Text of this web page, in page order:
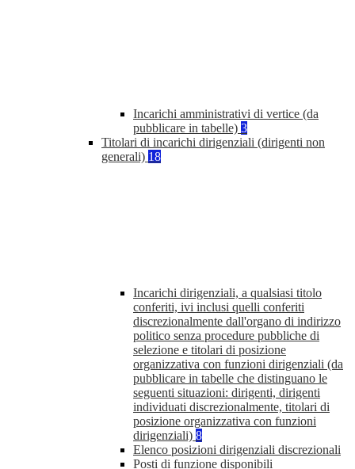
Incarichi amministrativi di vertice (da
pubblicare in tabelle) 3
Titolari di incarichi dirigenziali (dirigenti non
generali) 18
Incarichi dirigenziali, a qualsiasi titolo
conferiti, ivi inclusi quelli conferiti
discrezionalmente dall'organo di indirizzo
politico senza procedure pubbliche di
selezione e titolari di posizione
organizzativa con funzioni dirigenziali (da
pubblicare in tabelle che distinguano le
seguenti situazioni: dirigenti, dirigenti
individuati discrezionalmente, titolari di
posizione organizzativa con funzioni
dirigenziali) 8
Elenco posizioni dirigenziali discrezionali
Posti di funzione disponibili